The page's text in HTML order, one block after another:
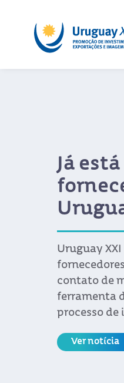
Já
Uruguay
contato de
ferramenta
processo de
Ver notícia